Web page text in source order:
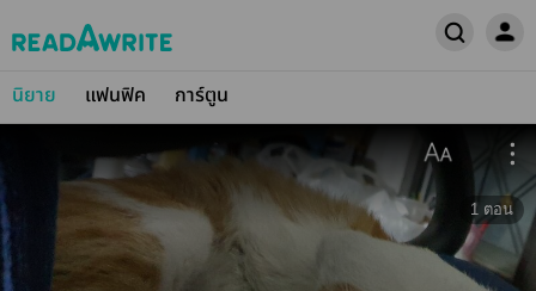
นิยาย แฟนฟิค การ์ตูน
1 ตอน